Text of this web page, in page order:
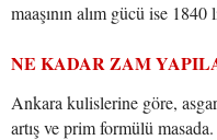
maaşının alım gücü ise 1840
NE KADAR ZAM
Ankara kulislerine göre,
artış ve prim formülü